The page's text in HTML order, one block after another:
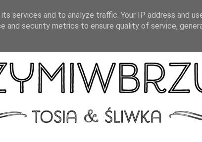
services and to analyze traffic. Your IP address and
and security metrics to ensure quality of service,